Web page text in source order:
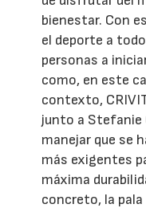
bienestar. Con
el deporte a
personas a
como, en este
contexto,
junto a Stefanie
manejar que se
más exigentes
máxima
concreto, la